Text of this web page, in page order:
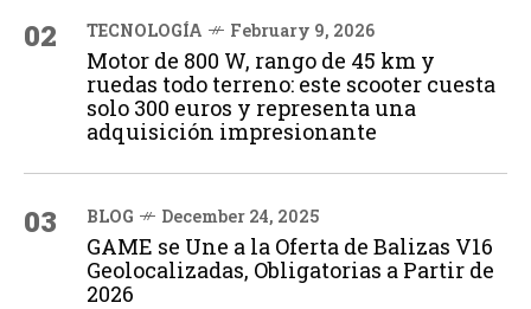
02 TECNOLOGÍA February 9, 2026
Motor de 800 W, rango de 45 km y
ruedas todo terreno: este scooter cuesta
solo 300 euros y representa una
adquisición impresionante
03 BLOG December 24, 2025
GAME se Une a la Oferta de Balizas V16
Geolocalizadas, Obligatorias a Partir de
2026